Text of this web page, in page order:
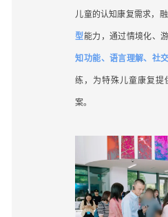
儿童的认知康复需求，
型能力，通过情境化、
知功能、语言理解、社
练，为特殊儿童康复提
案。